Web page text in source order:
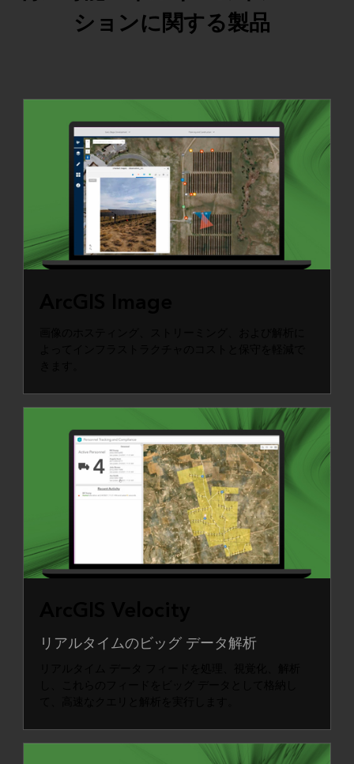
ションに関する製品
リアルタイムのビッグ データ解析